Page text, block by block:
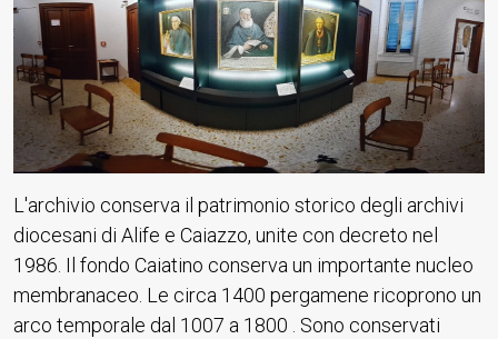
L'archivio conserva il patrimonio storico degli archivi
diocesani di Alife e Caiazzo, unite con decreto nel
1986. Il fondo Caiatino conserva un importante nucleo
membranaceo. Le circa 1400 pergamene ricoprono un
arco temporale dal 1007 a 1800 . Sono conservati